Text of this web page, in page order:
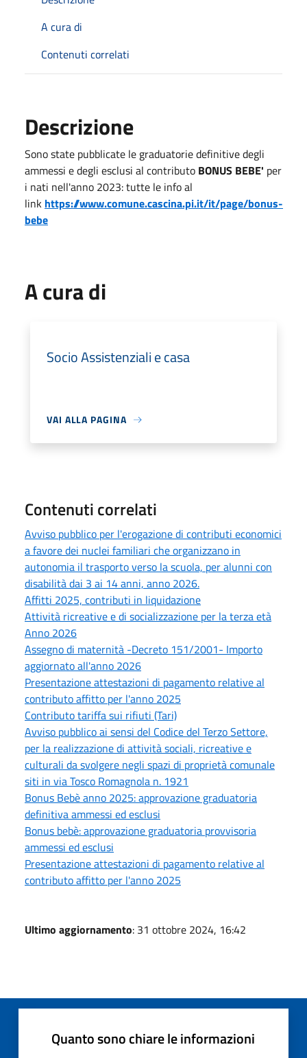
A cura di
Contenuti correlati
Descrizione
Sono state pubblicate le graduatorie definitive degli
ammessi e degli esclusi al contributo BONUS BEBE' per
i nati nell'anno 2023: tutte le info al
link https://www.comune.cascina.pi.it/it/page/bonus-
bebe
A cura di
Socio Assistenziali e casa
VAI ALLA PAGINA
Contenuti correlati
Avviso pubblico per l'erogazione di contributi economici
a favore dei nuclei familiari che organizzano in
autonomia il trasporto verso la scuola, per alunni con
disabilità dai 3 ai 14 anni, anno 2026.
Affitti 2025, contributi in liquidazione
Attività ricreative e di socializzazione per la terza età
Anno 2026
Assegno di maternità -Decreto 151/2001- Importo
aggiornato all'anno 2026
Presentazione attestazioni di pagamento relative al
contributo affitto per l'anno 2025
Contributo tariffa sui rifiuti (Tari)
Avviso pubblico ai sensi del Codice del Terzo Settore,
per la realizzazione di attività sociali, ricreative e
culturali da svolgere negli spazi di proprietà comunale
siti in via Tosco Romagnola n. 1921
Bonus Bebè anno 2025: approvazione graduatoria
definitiva ammessi ed esclusi
Bonus bebè: approvazione graduatoria provvisoria
ammessi ed esclusi
Presentazione attestazioni di pagamento relative al
contributo affitto per l'anno 2025
Ultimo aggiornamento: 31 ottobre 2024, 16:42
Quanto sono chiare le informazioni